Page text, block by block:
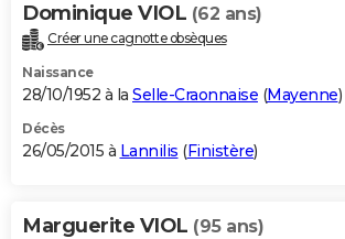
Dominique VIOL (62 ans)
Créer une cagnotte obsèques
Naissance
28/10/1952 à la Selle-Craonnaise (Mayenne)
Décès
26/05/2015 à Lannilis (Finistère)
Marguerite VIOL (95 ans)